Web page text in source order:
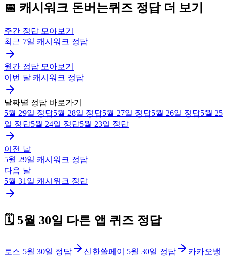
📅 캐시워크 돈버는퀴즈 정답 더 보기
주간 정답 모아보기
최근 7일 캐시워크 정답
월간 정답 모아보기
이번 달 캐시워크 정답
날짜별 정답 바로가기
5월 29일 정답5월 28일 정답5월 27일 정답5월 26일 정답5월 25
일 정답5월 24일 정답5월 23일 정답
이전 날
5월 29일 캐시워크 정답
다음 날
5월 31일 캐시워크 정답
🗓️ 5월 30일 다른 앱 퀴즈 정답
토스 5월 30일 정답 신한쏠페이 5월 30일 정답
카카오뱅